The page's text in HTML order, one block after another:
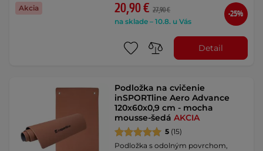
Akcia 20,90 € 27,90 €
na sklade – 10.8. u Vás
-25%
Detail
Podložka na cvičenie
inSPORTline Aero Advance
120x60x0,9 cm - mocha
mousse-šedáAKCIA
5 (15)
Podložka s odolným povrchom,